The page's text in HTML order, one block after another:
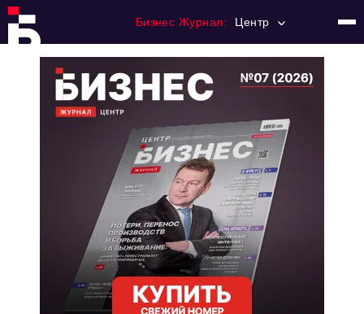
Бизнес Журнал: Центр
Регулирование
Премия "Тульский Бизнес"